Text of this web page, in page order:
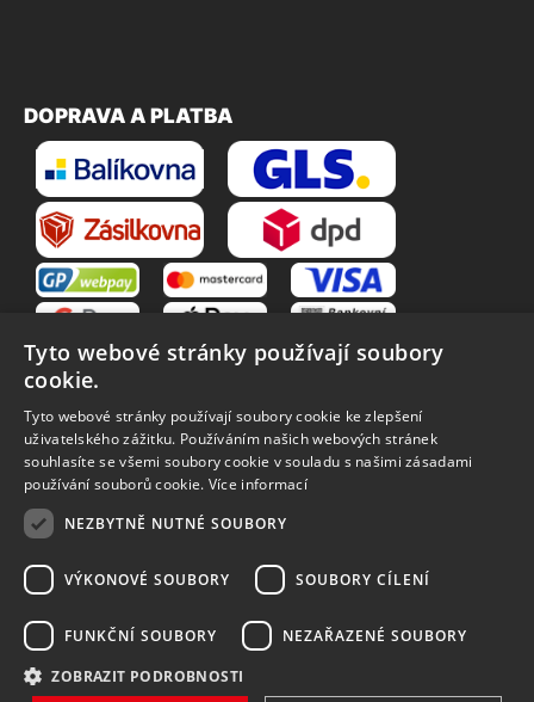
DOPRAVA A PLATBA
VŠE O NÁKUPU
O nás
Obchodní podmínky
Reklamační řád
Vrácení zboží
Zpracování osobních údajů
Způsoby dopravy
Tyto webové stránky používají soubory
cookie.
Tyto webové stránky používají soubory cookie ke zlepšení
uživatelského zážitku. Používáním našich webových stránek
souhlasíte se všemi soubory cookie v souladu s našimi zásadami
používání souborů cookie. Více informací
NEZBYTNĚ NUTNÉ SOUBORY
VÝKONOVÉ SOUBORY SOUBORY CÍLENÍ
FUNKČNÍ SOUBORY NEZAŘAZENÉ SOUBORY
ZOBRAZIT PODROBNOSTI